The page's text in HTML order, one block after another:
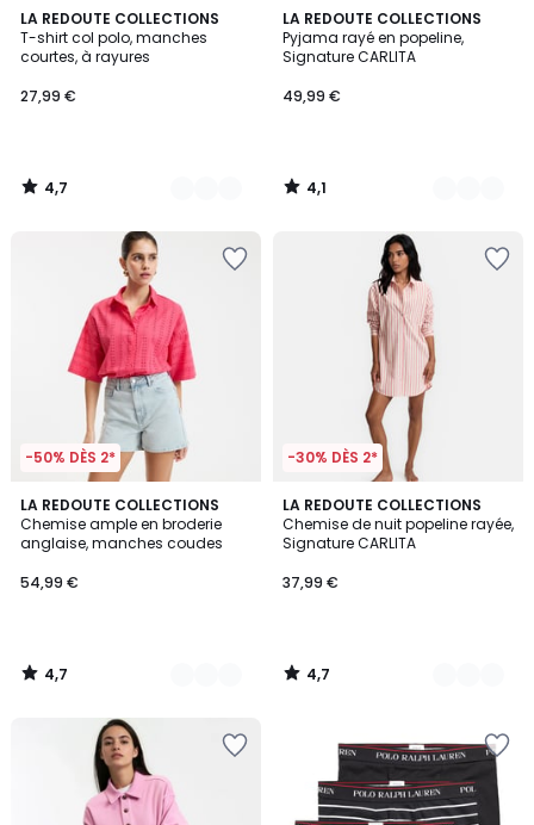
LA REDOUTE COLLECTIONS
T-shirt col polo, manches
courtes, à rayures
27,99 €
4,7
/ 5
2
Couleurs
4,7
/
LA REDOUTE COLLECTIONS
Pyjama rayé en popeline,
Signature CARLITA
49,99 €
4,1
/ 5
2
Couleurs
4,1
/
-50% DÈS 2*
LA REDOUTE COLLECTIONS
Chemise ample en broderie
anglaise, manches coudes
54,99 €
4,7
/ 5
3
Couleurs
4,7
/
-30% DÈS 2*
LA REDOUTE COLLECTIONS
Chemise de nuit popeline rayée,
Signature CARLITA
37,99 €
4,7
/ 5
2
Couleurs
4,7
/